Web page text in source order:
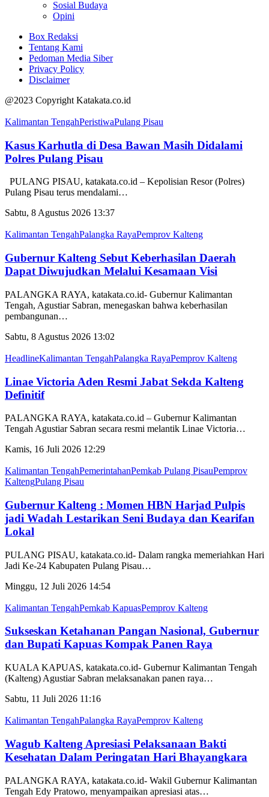
Sosial Budaya
Opini
Box Redaksi
Tentang Kami
Pedoman Media Siber
Privacy Policy
Disclaimer
@2023 Copyright Katakata.co.id
Kalimantan TengahPeristiwaPulang Pisau
Kasus Karhutla di Desa Bawan Masih Didalami
Polres Pulang Pisau
PULANG PISAU, katakata.co.id – Kepolisian Resor (Polres)
Pulang Pisau terus mendalami…
Sabtu, 8 Agustus 2026 13:37
Kalimantan TengahPalangka RayaPemprov Kalteng
Gubernur Kalteng Sebut Keberhasilan Daerah
Dapat Diwujudkan Melalui Kesamaan Visi
PALANGKA RAYA, katakata.co.id- Gubernur Kalimantan
Tengah, Agustiar Sabran, menegaskan bahwa keberhasilan
pembangunan…
Sabtu, 8 Agustus 2026 13:02
HeadlineKalimantan TengahPalangka RayaPemprov Kalteng
Linae Victoria Aden Resmi Jabat Sekda Kalteng
Definitif
PALANGKA RAYA, katakata.co.id – Gubernur Kalimantan
Tengah Agustiar Sabran secara resmi melantik Linae Victoria…
Kamis, 16 Juli 2026 12:29
Kalimantan TengahPemerintahanPemkab Pulang PisauPemprov
KaltengPulang Pisau
Gubernur Kalteng : Momen HBN Harjad Pulpis
jadi Wadah Lestarikan Seni Budaya dan Kearifan
Lokal
PULANG PISAU, katakata.co.id- Dalam rangka memeriahkan Hari
Jadi Ke-24 Kabupaten Pulang Pisau…
Minggu, 12 Juli 2026 14:54
Kalimantan TengahPemkab KapuasPemprov Kalteng
Sukseskan Ketahanan Pangan Nasional, Gubernur
dan Bupati Kapuas Kompak Panen Raya
KUALA KAPUAS, katakata.co.id- Gubernur Kalimantan Tengah
(Kalteng) Agustiar Sabran melaksanakan panen raya…
Sabtu, 11 Juli 2026 11:16
Kalimantan TengahPalangka RayaPemprov Kalteng
Wagub Kalteng Apresiasi Pelaksanaan Bakti
Kesehatan Dalam Peringatan Hari Bhayangkara
PALANGKA RAYA, katakata.co.id- Wakil Gubernur Kalimantan
Tengah Edy Pratowo, menyampaikan apresiasi atas…